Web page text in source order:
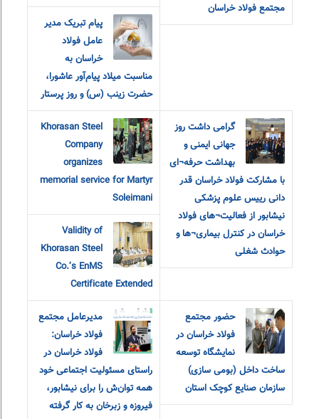
مجتمع فولاد خراسان
پیام تبریک مدیر
عامل فولاد
خراسان به
مناسبت میلاد پیام‌آور عاشورا،
حضرت زینب (س) و روز پرستار
گرامی داشت روز
جهانی ایمنی و
بهداشت حرفه¬ای
با مشارکت فولاد خراسان قدر
دانی رییس علوم پزشکی
نیشابور از فعالیت¬های فولاد
خراسان در کنترل بیماری¬ها و
حوادث شغلی
Khorasan Steel
Company
organizes
memorial service for Martyr
Soleimani
Validity of
Khorasan Steel
Co.’s EnMS
Certificate Extended
حضور مجتمع
فولاد خراسان در
نمایشگاه توسعه
ساخت داخل (بومی سازی)
سازمان صنایع کوچک استان
مدیرعامل مجتمع
فولاد خراسان:
فولاد خراسان در
راستای مسئولیت اجتماعی خود
همه توان‌ش را برای نیشابور،
فیروزه و زبرخان به کار گرفته